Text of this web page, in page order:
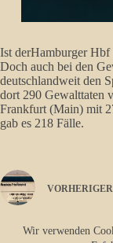
Wir verwenden
Ist derHamburger Hbf
Doch auch bei den
deutschlandweit den
dort 290 Gewalttaten
Frankfurt (Main) mit
gab es 218 Fälle.
VORHERIGER